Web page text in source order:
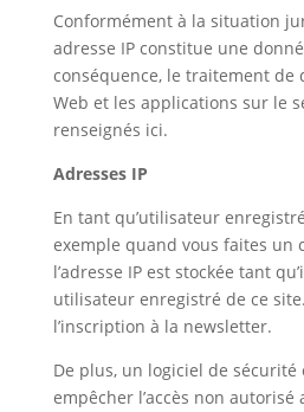
Conformément à la situation
adresse IP constitue une
conséquence, le traitement de
Web et les applications sur le
renseignés ici.
Adresses IP
En tant qu’utilisateur
exemple quand vous faites un
l’adresse IP est stockée tant
utilisateur enregistré de ce
l’inscription à la newsletter.
De plus, un logiciel de
empêcher l’accès non autorisé